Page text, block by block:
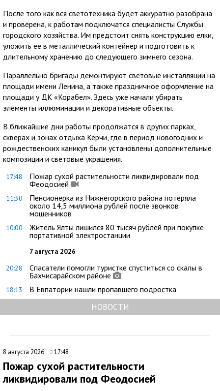
После того как вся светотехника будет аккуратно разобрана
и проверена, к работам подключатся специалисты Службы
городского хозяйства. Им предстоит снять конструкцию елки,
уложить ее в металлический контейнер и подготовить к
длительному хранению до следующего зимнего сезона.
Параллельно бригады демонтируют световые инсталляции на
площади имени Ленина, а также праздничное оформление на
площади у ДК «Корабел». Здесь уже начали убирать
элементы иллюминации и декоративные объекты.
В ближайшие дни работы продолжатся в других парках,
скверах и зонах отдыха Керчи, где в период новогодних и
рождественских каникул были установлены дополнительные
композиции и световые украшения.
17:48
Пожар сухой растительности ликвидировали под
Феодосией
11:30
Пенсионерка из Нижнегорского района потеряла
около 14,5 миллиона рублей после звонков
мошенников
10:00
Житель Ялты лишился 80 тысяч рублей при покупке
портативной электростанции
7 августа 2026
20:28
Спасатели помогли туристке спуститься со скалы в
Бахчисарайском районе
18:13 В Евпатории нашли пропавшего подростка
НОВОСТИ
8 августа 2026 17:48
Пожар сухой растительности
ликвидировали под Феодосией